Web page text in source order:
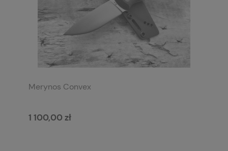
Merynos Convex
1 100,00 zł